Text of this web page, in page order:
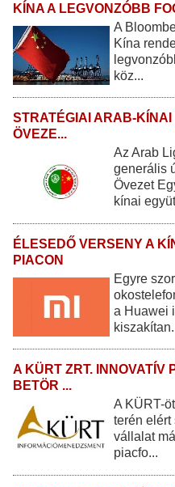
KÍNA A LEGVONZÓBB
A
Kína
köz...
STRATÉGIAI ARAB-
ÖVEZE...
Az Arab
generális
Övezet
kínai
ÉLESEDŐ VERSENY A
PIACON
Egyre
a Huawei
A KÜRT ZRT. INNOVATÍV
BETÖR ...
A KÜRT-
terén elért
vállalat
piacfo...